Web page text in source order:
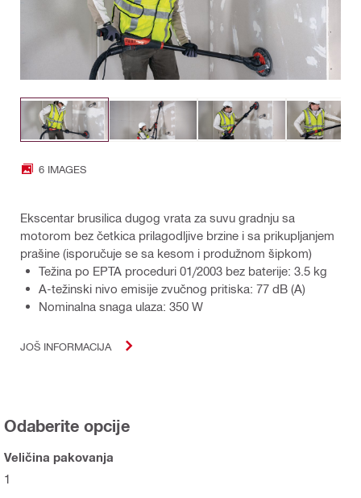
6 IMAGES
Ekscentar brusilica dugog vrata za suvu gradnju sa
motorom bez četkica prilagodljive brzine i sa prikupljanjem
prašine (isporučuje se sa kesom i produžnom šipkom)
Težina po EPTA proceduri 01/2003 bez baterije: 3.5 kg
A-težinski nivo emisije zvučnog pritiska: 77 dB (A)
Nominalna snaga ulaza: 350 W
JOŠ INFORMACIJA
Odaberite opcije
Veličina pakovanja
1